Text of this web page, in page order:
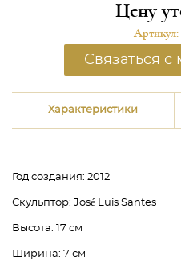
Цену
Артикул:
Связаться
Характеристики
Год создания: 2012
Скульптор: José Luis Santes
Высота: 17 см
Ширина: 7 см